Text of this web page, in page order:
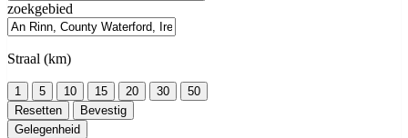
zoekgebied
Straal (km)
1 5 10 15 20 30
50
Resetten
Bevestig
Gelegenheid